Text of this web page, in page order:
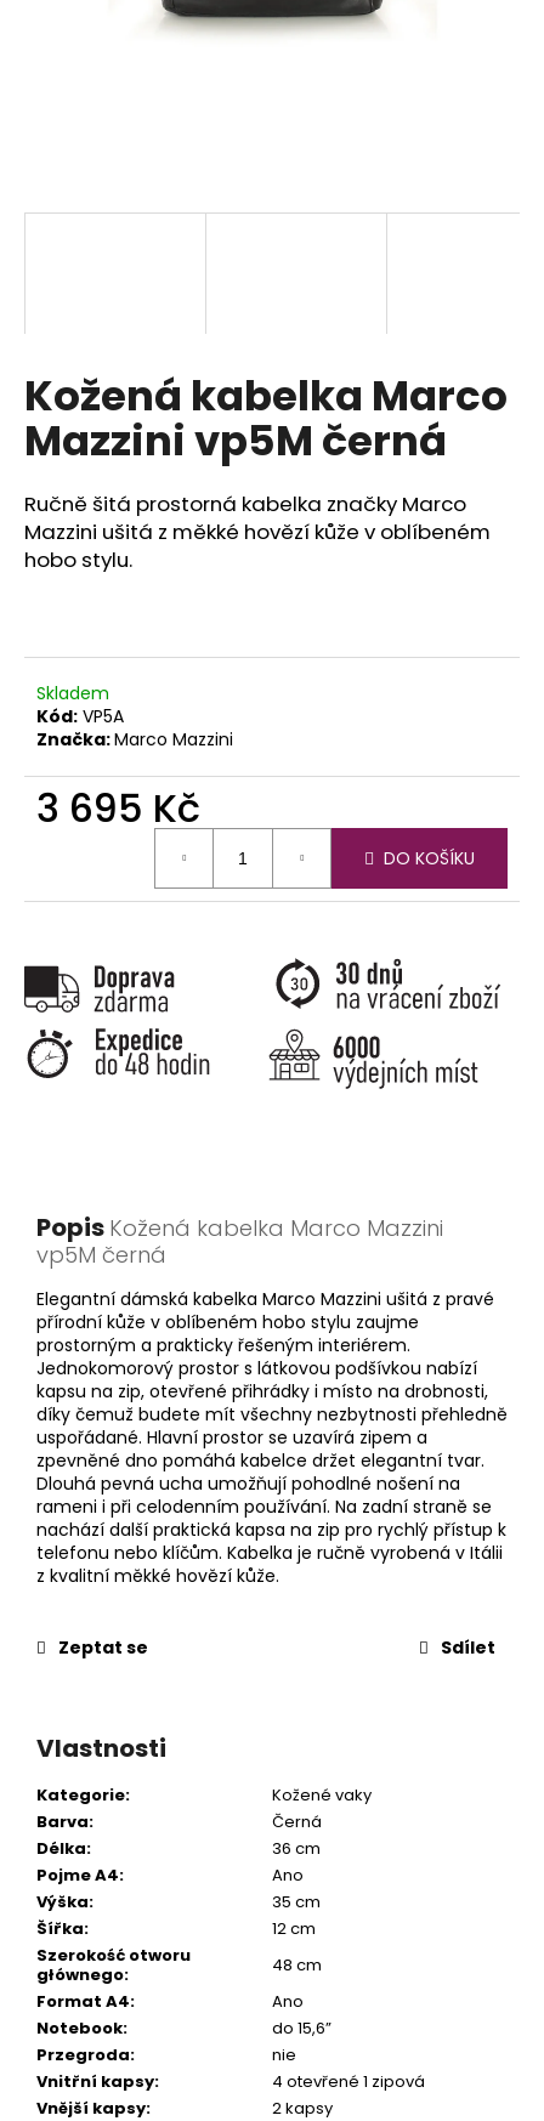
Kožená kabelka Marco
Mazzini vp5M černá
Ručně šitá prostorná kabelka značky Marco
Mazzini ušitá z měkké hovězí kůže v oblíbeném
hobo stylu.
Skladem
Kód: VP5A
Značka:Marco Mazzini
3 695 Kč
DO KOŠÍKU
Popis Kožená kabelka Marco Mazzini
vp5M černá
Elegantní dámská kabelka Marco Mazzini ušitá z pravé
přírodní kůže v oblíbeném hobo stylu zaujme
prostorným a prakticky řešeným interiérem.
Jednokomorový prostor s látkovou podšívkou nabízí
kapsu na zip, otevřené přihrádky i místo na drobnosti,
díky čemuž budete mít všechny nezbytnosti přehledně
uspořádané. Hlavní prostor se uzavírá zipem a
zpevněné dno pomáhá kabelce držet elegantní tvar.
Dlouhá pevná ucha umožňují pohodlné nošení na
rameni i při celodenním používání. Na zadní straně se
nachází další praktická kapsa na zip pro rychlý přístup k
telefonu nebo klíčům. Kabelka je ručně vyrobená v Itálii
z kvalitní měkké hovězí kůže.
Zeptat se Sdílet
Vlastnosti
Kategorie:
Kožené vaky
Barva:
Černá
Délka:
36 cm
Pojme A4:
Ano
Výška:
35 cm
Šířka:
12 cm
Szerokość otworu
głównego:
48 cm
Format A4:
Ano
Notebook:
do 15,6”
Przegroda:
nie
Vnitřní kapsy:
4 otevřené 1 zipová
Vnější kapsy:
2 kapsy
D
o
p
r
u
č
u
m
e